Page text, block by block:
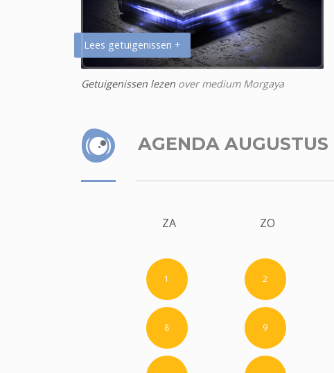
Lees getuigenissen +
Getuigenissen lezen over medium Morgaya
AGENDA AUGUSTUS
ZA ZO
1 2
8 9